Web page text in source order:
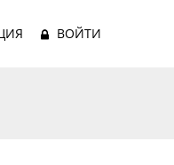
ВОЙТИ